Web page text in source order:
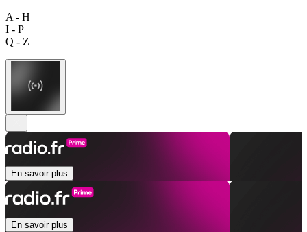
A - H
I - P
Q - Z
En savoir plus
En savoir plus